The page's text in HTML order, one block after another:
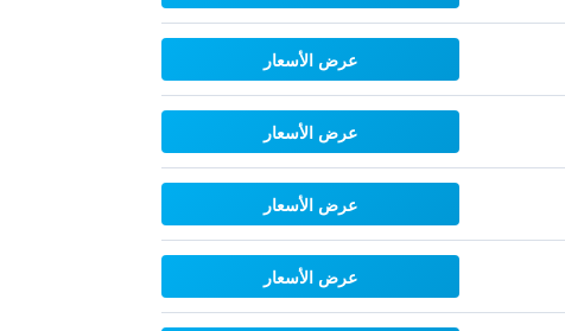
عرض الأسعار
عرض الأسعار
عرض الأسعار
عرض الأسعار